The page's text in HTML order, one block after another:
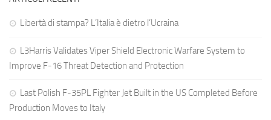
Libertà di stampa? L’Italia è dietro l’Ucraina
L3Harris Validates Viper Shield Electronic Warfare System to
Improve F-16 Threat Detection and Protection
Last Polish F-35PL Fighter Jet Built in the US Completed Before
Production Moves to Italy